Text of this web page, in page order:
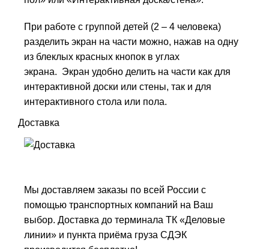
При работе с группой детей (2 – 4 человека)
разделить экран на части можно, нажав на одну
из блеклых красных кнопок в углах
экрана. Экран удобно делить на части как для
интерактивной доски или стены, так и для
интерактивного стола или пола.
Доставка
Мы доставляем заказы по всей России с
помощью транспортных компаний на Ваш
выбор. Доставка до терминала ТК «Деловые
линии» и пункта приёма груза СДЭК